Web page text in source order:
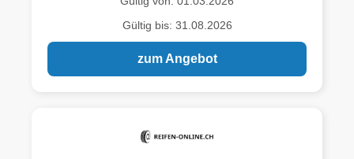
Gültig bis: 31.08.2026
zum Angebot